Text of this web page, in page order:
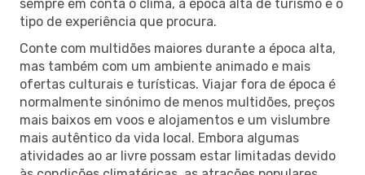
sempre em conta o clima, a época alta de turismo e o
tipo de experiência que procura.
Conte com multidões maiores durante a época alta,
mas também com um ambiente animado e mais
ofertas culturais e turísticas. Viajar fora de época é
normalmente sinónimo de menos multidões, preços
mais baixos em voos e alojamentos e um vislumbre
mais autêntico da vida local. Embora algumas
atividades ao ar livre possam estar limitadas devido